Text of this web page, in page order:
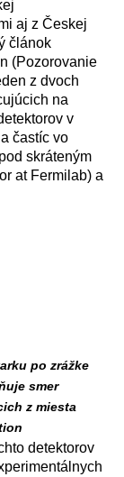
aj z Českej
článok
(Pozorovanie
z dvoch
na
v
častíc vo
skráteným
at Fermilab) a
po zrážke
smer
z miesta
detektorov